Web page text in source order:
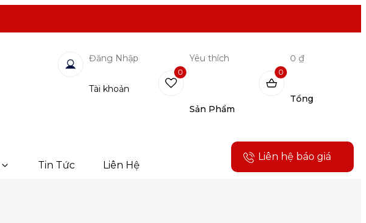
Đăng Nhập
Tài khoản
Yêu thích
Sản Phẩm
0
Tổng
0 ₫
0
Tin Tức Liên Hệ
Liên hệ báo giá